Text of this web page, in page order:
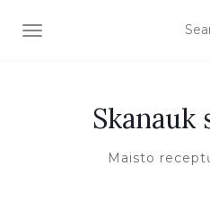
TOGGLE NAVIGATION
Skanauk
Maisto